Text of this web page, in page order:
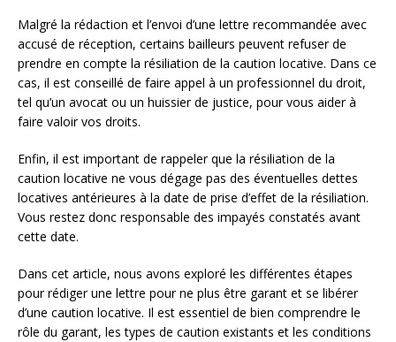
Malgré la rédaction et l’envoi d’une lettre recommandée avec
accusé de réception, certains bailleurs peuvent refuser de
prendre en compte la résiliation de la caution locative. Dans ce
cas, il est conseillé de faire appel à un professionnel du droit,
tel qu’un avocat ou un huissier de justice, pour vous aider à
faire valoir vos droits.
Enfin, il est important de rappeler que la résiliation de la
caution locative ne vous dégage pas des éventuelles dettes
locatives antérieures à la date de prise d’effet de la résiliation.
Vous restez donc responsable des impayés constatés avant
cette date.
Dans cet article, nous avons exploré les différentes étapes
pour rédiger une lettre pour ne plus être garant et se libérer
d’une caution locative. Il est essentiel de bien comprendre le
rôle du garant, les types de caution existants et les conditions